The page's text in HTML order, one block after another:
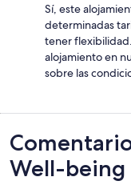
Sí, este
determinadas
tener
alojamiento en
sobre las
Comentarios
Well-being